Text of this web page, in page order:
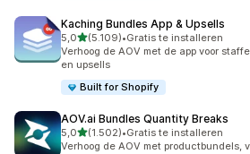
Kaching Bundles App & Upsells
5,0van 5 sterren
(5.109)
5109 recensies in totaal
•Gratis te installeren
Verhoog de AOV met de app voor
en upsells
Built for Shopify
AOV.ai Bundles Quantity Breaks
5,0van 5 sterren
(1.502)
1502 recensies in totaal
•Gratis te installeren
Verhoog de AOV met productbundels,